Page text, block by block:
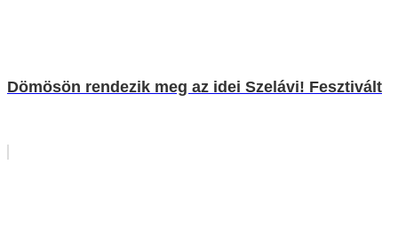
Dömösön rendezik meg az idei Szelávi! Fesztivált